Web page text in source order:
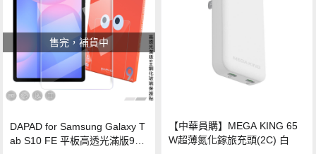
售完，補貨中
DAPAD for Samsung Galaxy T
ab S10 FE 平板高透光滿版9H
【中華員購】MEGA KING 65
W超薄氮化鎵旅充頭(2C) 白